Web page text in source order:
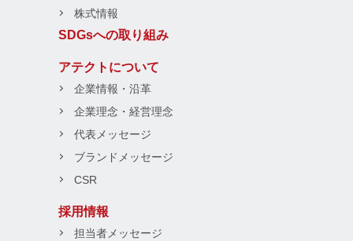
株式情報
SDGsへの取り組み
アテクトについて
企業情報・沿革
企業理念・経営理念
代表メッセージ
ブランドメッセージ
CSR
採用情報
担当者メッセージ